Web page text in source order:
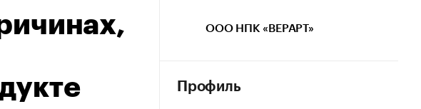
ООО НПК «ВЕРАРТ»
Профиль